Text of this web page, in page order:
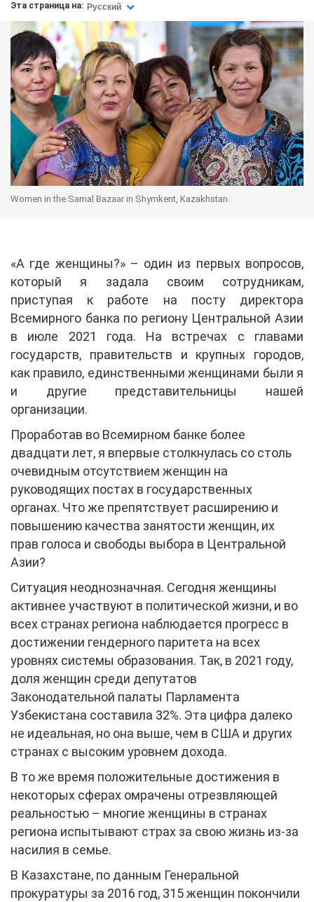
Эта страница на: Русский
Women in the Samal Bazaar in Shymkent, Kazakhstan.
«А где женщины?» – один из первых вопросов,
который я задала своим сотрудникам,
приступая к работе на посту директора
Всемирного банка по региону Центральной Азии
в июле 2021 года. На встречах с главами
государств, правительств и крупных городов,
как правило, единственными женщинами были я
и другие представительницы нашей
организации.
Проработав во Всемирном банке более
двадцати лет, я впервые столкнулась со столь
очевидным отсутствием женщин на
руководящих постах в государственных
органах. Что же препятствует расширению и
повышению качества занятости женщин, их
прав голоса и свободы выбора в Центральной
Азии?
Ситуация неоднозначная. Сегодня женщины
активнее участвуют в политической жизни, и во
всех странах региона наблюдается прогресс в
достижении гендерного паритета на всех
уровнях системы образования. Так, в 2021 году,
доля женщин среди депутатов
Законодательной палаты Парламента
Узбекистана составила 32%. Эта цифра далеко
не идеальная, но она выше, чем в США и других
странах с высоким уровнем дохода.
В то же время положительные достижения в
некоторых сферах омрачены отрезвляющей
реальностью – многие женщины в странах
региона испытывают страх за свою жизнь из-за
насилия в семье.
В Казахстане, по данным Генеральной
прокуратуры за 2016 год, 315 женщин покончили